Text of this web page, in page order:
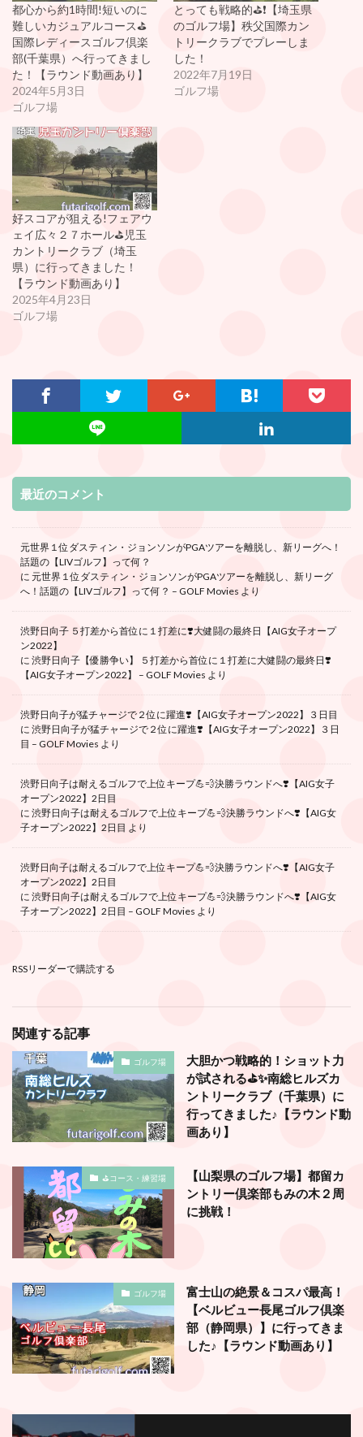
都心から約1時間!短いのに
難しいカジュアルコース⛳️
国際レディースゴルフ倶楽
部(千葉県）へ行ってきまし
た！【ラウンド動画あり】
2024年5月3日
ゴルフ場
とっても戦略的⛳️❗️【埼玉県
のゴルフ場】秩父国際カン
トリークラブでプレーしま
した！
2022年7月19日
ゴルフ場
好スコアが狙える!フェアウ
ェイ広々２７ホール⛳️児玉
カントリークラブ（埼玉
県）に行ってきました！
【ラウンド動画あり】
2025年4月23日
ゴルフ場
最近のコメント
元世界１位ダスティン・ジョンソンがPGAツアーを離脱し、新リーグへ！
話題の【LIVゴルフ】って何？
に 元世界１位ダスティン・ジョンソンがPGAツアーを離脱し、新リーグ
へ！話題の【LIVゴルフ】って何？ – GOLF Movies より
渋野日向子 ５打差から首位に１打差に❣️大健闘の最終日【AIG女子オープ
ン2022】
に 渋野日向子【優勝争い】 ５打差から首位に１打差に大健闘の最終日❣️
【AIG女子オープン2022】 – GOLF Movies より
渋野日向子が猛チャージで２位に躍進❣️【AIG女子オープン2022】３日目
に 渋野日向子が猛チャージで２位に躍進❣️【AIG女子オープン2022】３日
目 – GOLF Movies より
渋野日向子は耐えるゴルフで上位キープ💪💨決勝ラウンドへ❣️【AIG女子
オープン2022】2日目
に 渋野日向子は耐えるゴルフで上位キープ💪💨決勝ラウンドへ❣️【AIG女
子オープン2022】2日目 より
渋野日向子は耐えるゴルフで上位キープ💪💨決勝ラウンドへ❣️【AIG女子
オープン2022】2日目
に 渋野日向子は耐えるゴルフで上位キープ💪💨決勝ラウンドへ❣️【AIG女
子オープン2022】2日目 – GOLF Movies より
RSSリーダーで購読する
関連する記事
ゴルフ場
大胆かつ戦略的！ショット力
が試される⛳️✨南総ヒルズカ
ントリークラブ（千葉県）に
行ってきました♪【ラウンド動
画あり】
⛳️コース・練習場
【山梨県のゴルフ場】都留カ
ントリー倶楽部もみの木２周
に挑戦！
ゴルフ場
富士山の絶景＆コスパ最高！
【ベルビュー長尾ゴルフ倶楽
部（静岡県）】に行ってきま
した♪【ラウンド動画あり】